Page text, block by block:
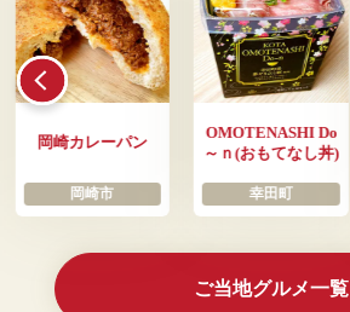
岡崎カレーパン
岡崎市
OMOTENASHI Do
～ｎ(おもてなし丼)
幸田町
ご当地グルメ一覧